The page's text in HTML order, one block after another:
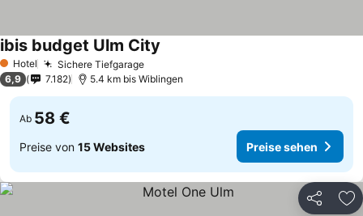
1 Sterne
Hotel Sichere TiefgaragePreise sehen
ibis budget Ulm City
6,9 7.182 5.4 km bis Wiblingen
Ab 58 €
Preise von 15 Websites Preise sehen
Teilen